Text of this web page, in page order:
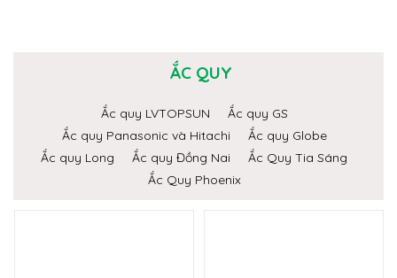
ẮC QUY
Ắc quy LVTOPSUN
Ắc quy GS
Ắc quy Panasonic và Hitachi
Ắc quy Globe
Ắc quy Long
Ắc quy Đồng Nai
Ắc Quy Tia Sáng
Ắc Quy Phoenix